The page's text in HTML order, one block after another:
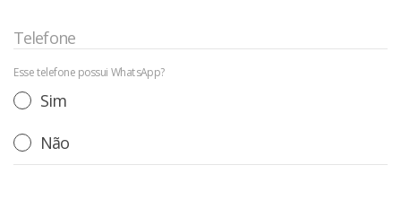
Telefone
Esse telefone possui WhatsApp?
Sim
Não